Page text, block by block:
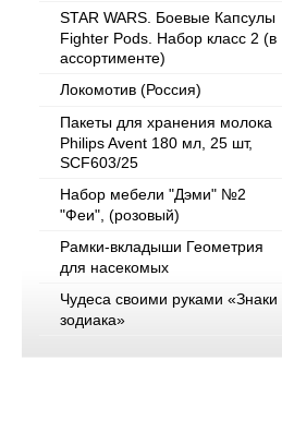
STAR WARS. Боевые Капсулы
Fighter Pods. Набор класс 2 (в
ассортименте)
Локомотив (Россия)
Пакеты для хранения молока
Philips Avent 180 мл, 25 шт,
SCF603/25
Набор мебели "Дэми" №2
"Феи", (розовый)
Рамки-вкладыши Геометрия
для насекомых
Чудеса своими руками «Знаки
зодиака»